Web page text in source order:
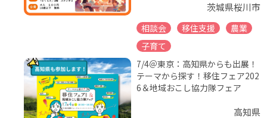
茨城県桜川市
相談会 移住支援
農業
子育て
7/4＠東京：高知県からも出展！
テーマから探す！移住フェア202
6＆地域おこし協力隊フェア
高知県